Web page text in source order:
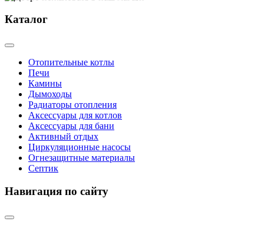
Каталог
Отопительные котлы
Печи
Камины
Дымоходы
Радиаторы отопления
Аксессуары для котлов
Аксессуары для бани
Активный отдых
Циркуляционные насосы
Огнезащитные материалы
Септик
Навигация по сайту